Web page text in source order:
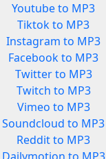
Youtube to MP3
Tiktok to MP3
Instagram to MP3
Facebook to MP3
Twitter to MP3
Twitch to MP3
Vimeo to MP3
Soundcloud to MP3
Reddit to MP3